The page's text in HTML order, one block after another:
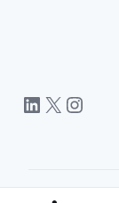
اینستاگرم X